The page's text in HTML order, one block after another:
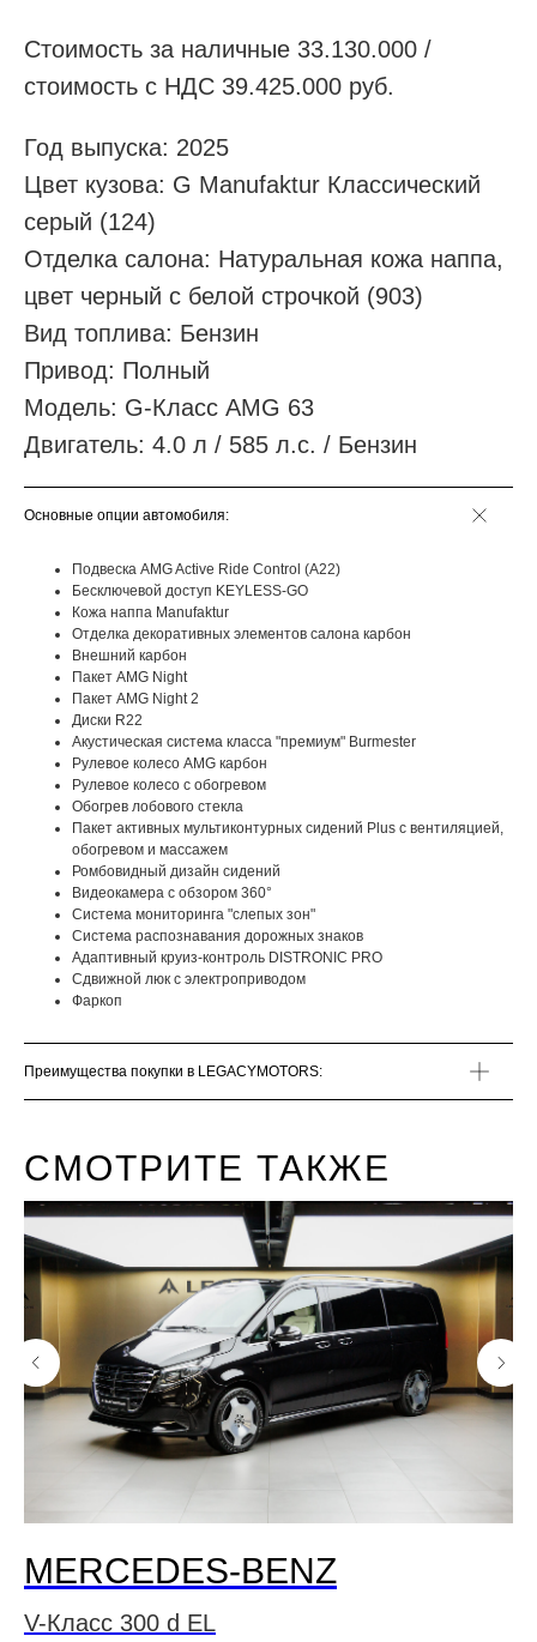
Стоимость за наличные 33.130.000 /
стоимость с НДС 39.425.000 руб.
Год выпуска: 2025
Цвет кузова: G Manufaktur Классический
серый (124)
Отделка салона: Натуральная кожа наппа,
цвет черный с белой строчкой (903)
Вид топлива: Бензин
Привод: Полный
Модель: G-Класс AMG 63
Двигатель: 4.0 л / 585 л.с. / Бензин
Основные опции автомобиля:
Подвеска AMG Active Ride Control (A22)
Бесключевой доступ KEYLESS-GО
Кожа наппа Manufaktur
Отделка декоративных элементов салона карбон
Внешний карбон
Пакет AMG Night
Пакет AMG Night 2
Диски R22
Акустическая система класса "премиум" Burmester
Рулевое колесо AMG карбон
Рулевое колесо с обогревом
Обогрев лобового стекла
Пакет активных мультиконтурных сидений Plus с вентиляцией,
обогревом и массажем
Ромбовидный дизайн сидений
Видеокамера с обзором 360°
Система мониторинга "слепых зон"
Система распознавания дорожных знаков
Адаптивный круиз-контроль DISTRONIC PRO
Сдвижной люк с электроприводом
Фаркоп
Преимущества покупки в LEGACYMOTORS:
СМОТРИТЕ ТАКЖЕ
MERCEDES-BENZ
V-Класс 300 d EL